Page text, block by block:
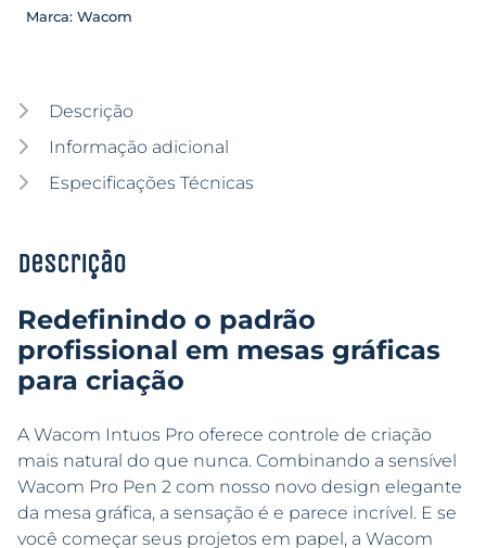
Marca: Wacom
Descrição
Informação adicional
Especificações Técnicas
Descrição
Redefinindo o padrão
profissional em mesas gráficas
para criação
A Wacom Intuos Pro oferece controle de criação
mais natural do que nunca. Combinando a sensível
Wacom Pro Pen 2 com nosso novo design elegante
da mesa gráfica, a sensação é e parece incrível. E se
você começar seus projetos em papel, a Wacom